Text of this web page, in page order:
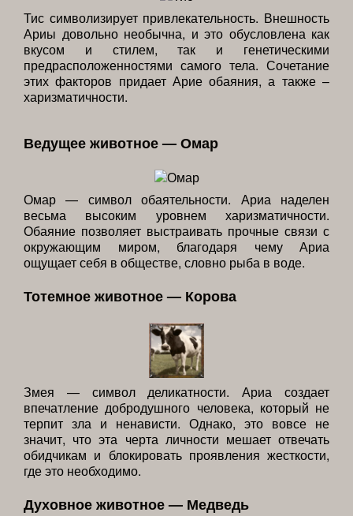
Тис символизирует привлекательность. Внешность
Ариы довольно необычна, и это обусловлена как
вкусом и стилем, так и генетическими
предрасположенностями самого тела. Сочетание
этих факторов придает Арие обаяния, а также –
харизматичности.
Ведущее животное — Омар
Омар — символ обаятельности. Ариа наделен
весьма высоким уровнем харизматичности.
Обаяние позволяет выстраивать прочные связи с
окружающим миром, благодаря чему Ариа
ощущает себя в обществе, словно рыба в воде.
Тотемное животное — Корова
Змея — символ деликатности. Ариа создает
впечатление добродушного человека, который не
терпит зла и ненависти. Однако, это вовсе не
значит, что эта черта личности мешает отвечать
обидчикам и блокировать проявления жесткости,
где это необходимо.
Духовное животное — Медведь